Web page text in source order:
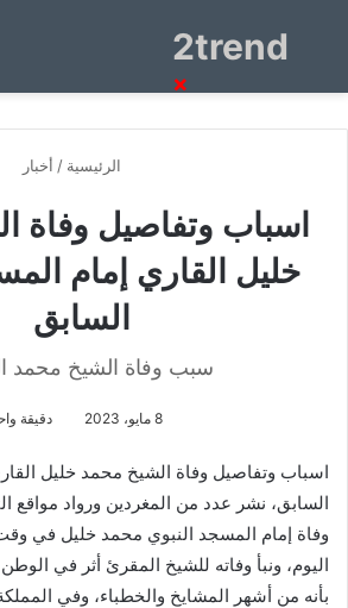
2trendبحث
الرئيسية / أخبار
اسباب وتفاصيل وفاة
خليل القاري إمام
السابق
سبب وفاة الشيخ محمد
8 مايو، 2023 دقيقة
اسباب وتفاصيل وفاة الشيخ محمد خليل
السابق، نشر عدد من المغردين ورواد مواقع
وفاة إمام المسجد النبوي محمد خليل في
اليوم، ونبأ وفاته للشيخ المقرئ أثر في
بأنه من أشهر المشايخ والخطباء، وفي المملكة
×